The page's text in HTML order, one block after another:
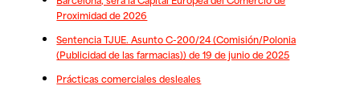
Proximidad de 2026
Sentencia TJUE. Asunto C-200/24 (Comisión/Polonia
(Publicidad de las farmacias)) de 19 de junio de 2025
Prácticas comerciales desleales